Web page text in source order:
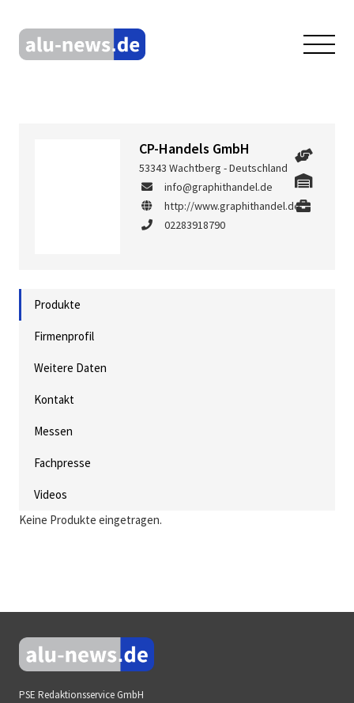
CP-Handels GmbH
53343 Wachtberg - Deutschland
info@graphithandel.de
http://www.graphithandel.de
02283918790
Produkte
Firmenprofil
Weitere Daten
Kontakt
Messen
Fachpresse
Videos
Keine Produkte eingetragen.
PSE Redaktionsservice GmbH